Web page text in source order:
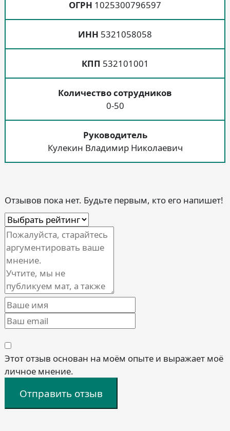
ОГРН 1025300796597
ИНН 5321058058
КПП 532101001
Количество сотрудников
0-50
Руководитель
Кулекин Владимир Николаевич
Отзывов пока нет. Будьте первым, кто его напишет!
Этот отзыв основан на моём опыте и выражает моё
личное мнение.
Отправить отзыв